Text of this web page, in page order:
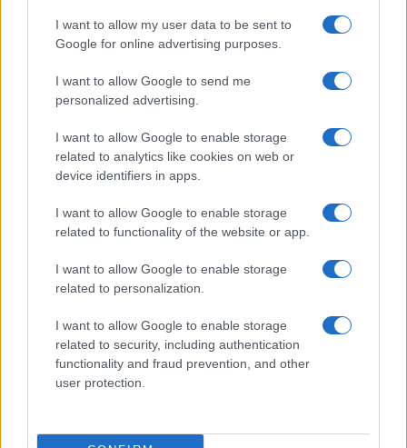
I want to allow my user data to be sent to
Google for online advertising purposes.
I want to allow Google to send me
personalized advertising.
I want to allow Google to enable storage
related to analytics like cookies on web or
device identifiers in apps.
I want to allow Google to enable storage
related to functionality of the website or app.
I want to allow Google to enable storage
related to personalization.
I want to allow Google to enable storage
related to security, including authentication
functionality and fraud prevention, and other
user protection.
posameznik kazensko odgovoren za javno spodbujanje
sovraštva, nasilja ali nestrpnosti. Komentarji z žaljivimi,
rasističnimi, diskriminatornimi ali nezakonitimi vsebinami bodo
odstranjeni. Pravila komentiranja →
Kategorije: Policijsko poročilo
Ključne besede: hitra vožnja prome
vlom
zaseg vozila